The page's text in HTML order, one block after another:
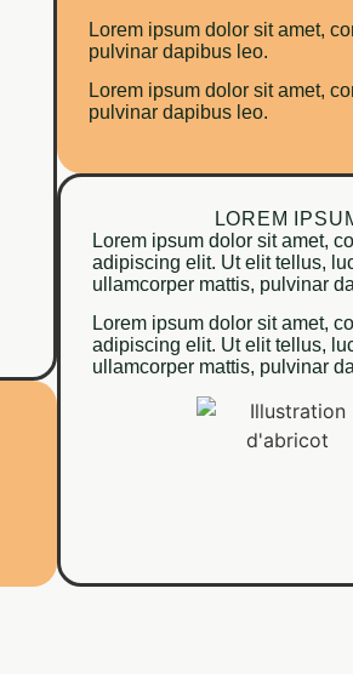
Lorem ipsum dolor sit amet,
pulvinar dapibus leo.
Lorem ipsum dolor sit amet,
pulvinar dapibus leo.
LOREM
Lorem ipsum dolor sit amet,
adipiscing elit. Ut elit tellus,
ullamcorper mattis, pulvinar
Lorem ipsum dolor sit amet,
adipiscing elit. Ut elit tellus,
ullamcorper mattis, pulvinar